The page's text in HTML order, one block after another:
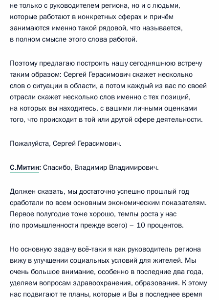
не только с руководителем региона, но и с людьми,
которые работают в конкретных сферах и причём
занимаются именно такой рядовой, что называется,
в полном смысле этого слова работой.
Поэтому предлагаю построить нашу сегодняшнюю встречу
таким образом: Сергей Герасимович скажет несколько
слов о ситуации в области, а потом каждый из вас по своей
отрасли скажет несколько слов именно с тех позиций,
на которых вы находитесь, с вашими личными оценками
того, что происходит в той или другой сфере деятельности.
Пожалуйста, Сергей Герасимович.
С.Митин: Спасибо, Владимир Владимирович.
Должен сказать, мы достаточно успешно прошлый год
сработали по всем основным экономическим показателям.
Первое полугодие тоже хорошо, темпы роста у нас
(по промышленности прежде всего) – 10 процентов.
Но основную задачу всё‑таки я как руководитель региона
вижу в улучшении социальных условий для жителей. Мы
очень большое внимание, особенно в последние два года,
уделяем вопросам здравоохранения, образования. К этому
нас подвигают те планы, которые и Вы в последнее время